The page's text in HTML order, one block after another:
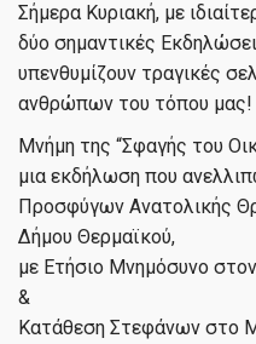
Σήμερα Κυριακή, με
δύο σημαντικές
υπενθυμίζουν τραγικές
ανθρώπων του τόπου μας!
Μνήμη της “Σφαγής του
μια εκδήλωση που
Προσφύγων Ανατολικής
Δήμου Θερμαϊκού,
με Ετήσιο Μνημόσυνο
&
Κατάθεση Στεφάνων στο